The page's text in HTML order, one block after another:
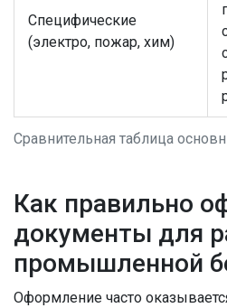
Сравнительная таблица
Специфические
(электро, пожар, хим)
Как правильно
документы для
промышленной
Оформление часто